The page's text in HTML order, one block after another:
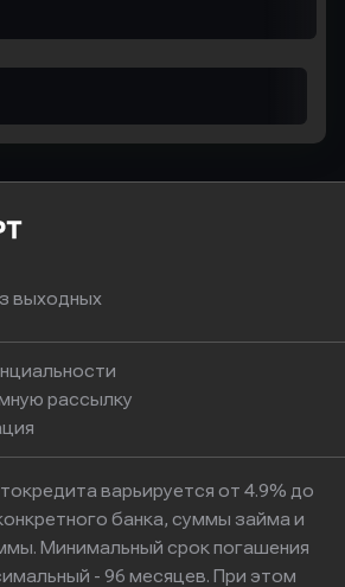
выходных
рассылку
варьируется от 4.9% до
банка, суммы займа и
Минимальный срок погашения
- 96 месяцев. При этом